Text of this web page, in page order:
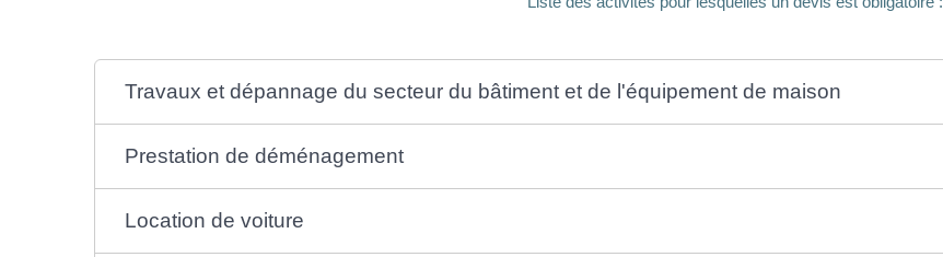
Travaux et dépannage du secteur du bâtiment et de l'équipement de maison
Prestation de déménagement
Location de voiture